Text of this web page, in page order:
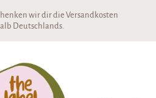
wir dir die Versandkosten
Deutschlands.